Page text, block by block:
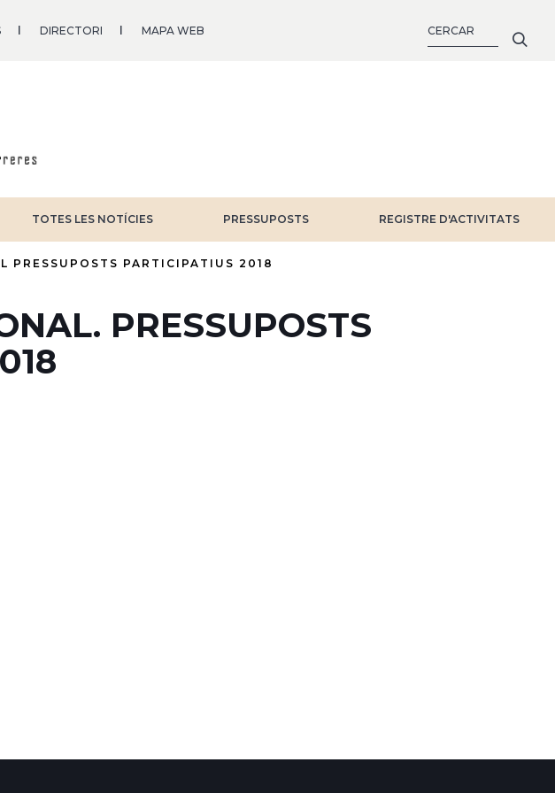
DIRECTORI MAPA WEB
TOTES LES NOTÍCIES PRESSUPOSTS REGISTRE D'ACTIVITATS
PRESSUPOSTS PARTICIPATIUS 2018
PRESSUPOSTS